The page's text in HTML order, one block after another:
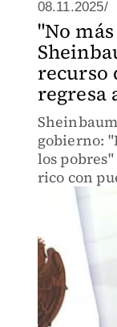
08.11.2025/
"No
recurso
regresa
gobierno:
los
rico con
economía